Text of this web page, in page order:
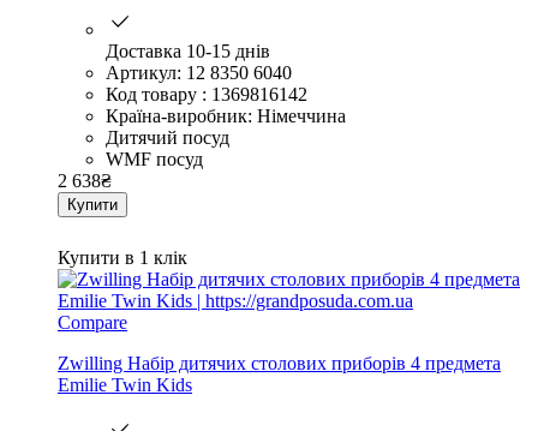
Доставка 10-15 днів
Артикул: 12 8350 6040
Код товару : 1369816142
Країна-виробник: Німеччина
Дитячий посуд
WMF посуд
2 638₴
Купити
Купити в 1 клік
Compare
Zwilling Набір дитячих столових приборів 4 предмета
Emilie Twin Kids